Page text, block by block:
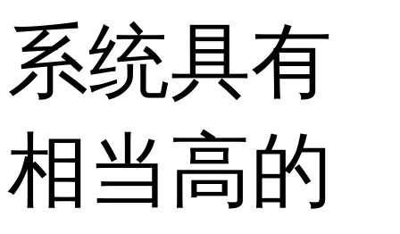
系统具有
相当高的